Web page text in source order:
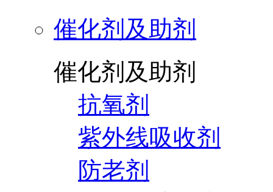
催化剂及助剂
催化剂及助剂
抗氧剂
紫外线吸收剂
防老剂